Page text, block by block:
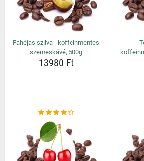
Fahéjas szilva - koffeinmentes
szemeskávé, 500g
13980 Ft